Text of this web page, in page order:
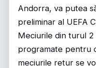
Andorra, va putea
preliminar al UEFA
Meciurile din turul
programate pentru
meciurile retur se